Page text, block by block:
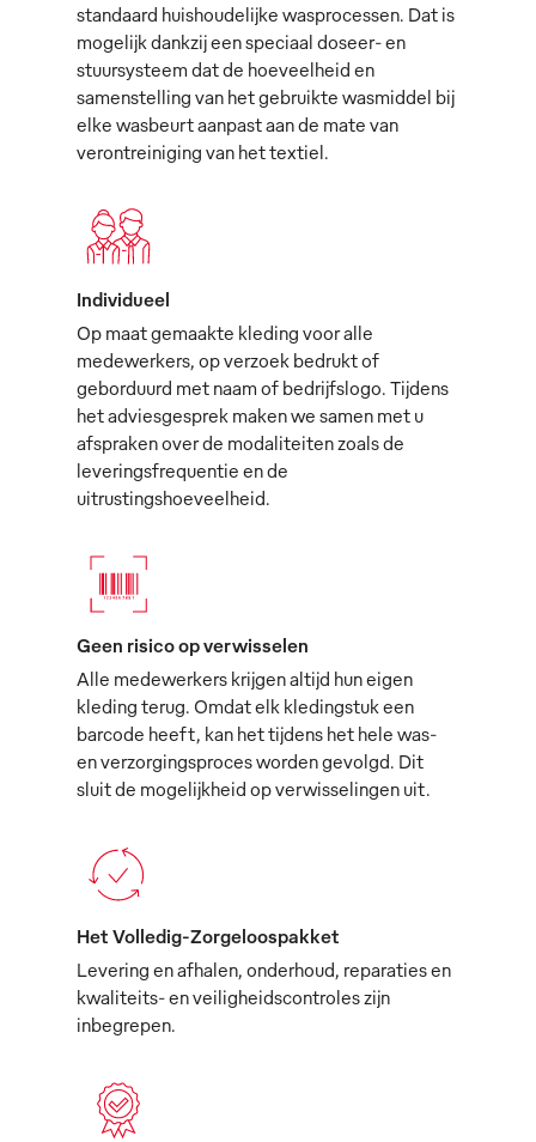
standaard huishoudelijke wasprocessen. Dat is
mogelijk dankzij een speciaal doseer- en
stuursysteem dat de hoeveelheid en
samenstelling van het gebruikte wasmiddel bij
elke wasbeurt aanpast aan de mate van
verontreiniging van het textiel.
Individueel
Op maat gemaakte kleding voor alle
medewerkers, op verzoek bedrukt of
geborduurd met naam of bedrijfslogo. Tijdens
het adviesgesprek maken we samen met u
afspraken over de modaliteiten zoals de
leveringsfrequentie en de
uitrustingshoeveelheid.
Geen risico op verwisselen
Alle medewerkers krijgen altijd hun eigen
kleding terug. Omdat elk kledingstuk een
barcode heeft, kan het tijdens het hele was-
en verzorgingsproces worden gevolgd. Dit
sluit de mogelijkheid op verwisselingen uit.
Het Volledig-Zorgeloospakket
Levering en afhalen, onderhoud, reparaties en
kwaliteits- en veiligheidscontroles zijn
inbegrepen.